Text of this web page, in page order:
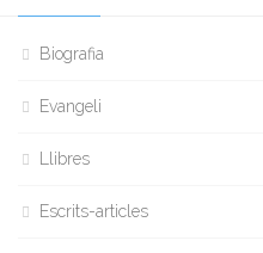
Biografia
Evangeli
Llibres
Escrits-articles